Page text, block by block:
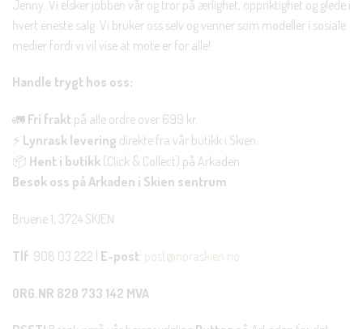
Jenny. Vi elsker jobben vår og tror på ærlighet, oppriktighet og glede i
hvert eneste salg. Vi bruker oss selv og venner som modeller i sosiale
medier fordi vi vil vise at mote er for alle!
Handle trygt hos oss:
🚛 Fri frakt på alle ordre over 699 kr.
⚡ Lynrask levering direkte fra vår butikk i Skien.
📦 Hent i butikk (Click & Collect) på Arkaden.
Besøk oss på Arkaden i Skien sentrum
Bruene 1, 3724 SKIEN
Tlf: 908 03 222 | E-post: post@noraskien.no
ORG.NR 820 733 142 MVA